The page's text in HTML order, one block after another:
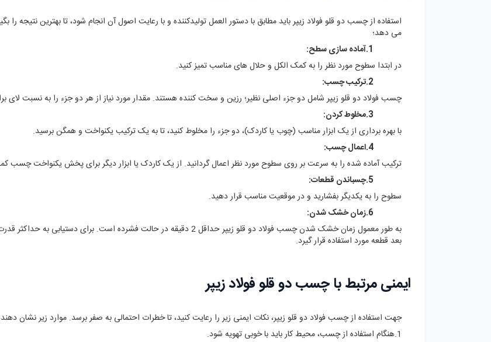
استفاده از چسب دو قلو فولاد زیپر باید مطابق با دستور العمل تولیدکننده و با رعایت اصول آن انجام شود، تا بهترین نتیجه
می دهد؛
1.آماده‌ سازی سطح:
در ابتدا سطوح مورد نظر را به کمک الکل و حلال های مناسب تمیز کنید.
2.ترکیب چسب:
چسب فولاد دو قلو زیپر شامل دو جزء اصلی نظیر؛ رزین و سخت ‌کننده هستند. مقدار مورد نیاز از هر دو جزء را به نسبت لای
3.مخلوط کردن:
با بهره برداری از یک ابزار مناسب (چوب یا کاردک)، دو جزء را مخلوط کنید، تا به یک ترکیب یکنواخت و همگن برسید.
4.اعمال چسب:
ترکیب آماده شده را به سرعت بر روی سطوح مورد نظر اعمال گردانید. از یک کاردک یا ابزار دیگر برای پخش یکنواخت چسب
5.چسباندن قطعات:
سطوح را به یکدیگر بفشارید و در موقعیت مناسب قرار دهید.
6.زمان خشک شدن:
بعد قطعه مورد استفاده قرار گیرد.
ایمنی مرتبط با چسب دو قلو فولاد زیپر
جهت استفاده از چسب فولاد دو قلو زیپر، نکات ایمنی زیر را رعایت کنید، تا خطرات احتمالی به صفر برسد. موارد زیر نشان
1.هنگام استفاده از چسب، محیط کار باید با خوبی تهویه شود.